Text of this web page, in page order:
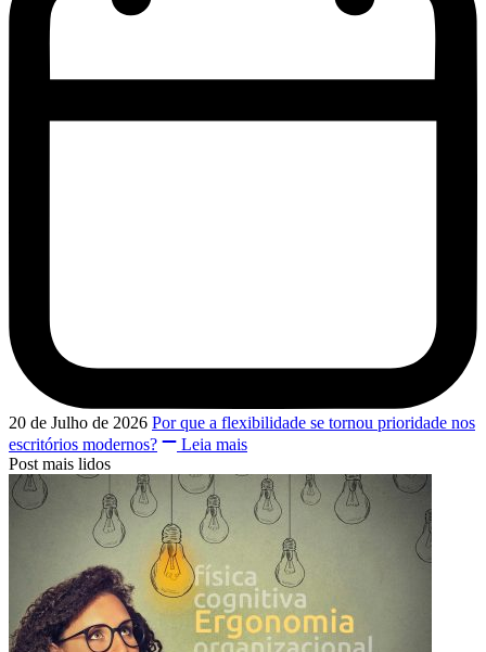
20 de Julho de 2026 Por que a flexibilidade se tornou prioridade nos
escritórios modernos?
Leia mais
Post mais lidos